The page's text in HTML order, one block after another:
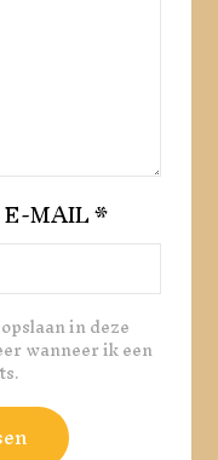
E-MAIL*
in deze
wanneer ik een